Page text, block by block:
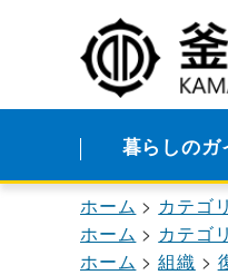
暮らしのガ
ホーム カテゴリ
ホーム
カテゴリ
ホーム
組織